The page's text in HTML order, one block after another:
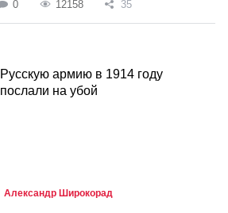
0 12158 35
Русскую армию в 1914 году
послали на убой
Александр Широкорад